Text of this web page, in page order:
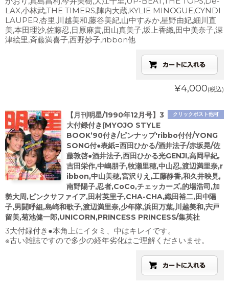
LAX,小林武,THE TIMERS,陣内大蔵,KYLIE MINOGUE,CYNDI
LAUPER,杏里,川越美和,藤谷美紀,山中すみか,星野由妃,細川直
美,本田理沙,佐藤忍,日原麻貴,田山真美子,坂上香織,田中美奈子,深
津絵里,斉藤満喜子,西野妙子,ribbon他
¥4,000(税込)
クリックポスト他可
【月刊明星/1990年12月号】3
大付録付き(MYOJO STYLE
BOOK’90付き/ピンナップ'ribbo付付/YONG
SONG付●表紙=西田ひかる/酒井法子/赤坂晃/佐
藤敦啓●酒井法子,西田ひかる光GENJI,高岡早紀,
吉田栄作,中嶋朋子,牧瀬里穂,中山忍,渡辺満里奈,r
ibbon,中山美穂,宮沢りえ,工藤静香,和久井映見,
南野陽子,忍者,CoCo,チェッカーズ,的場浩司,加
勢大周,ピンクサファイア,田村英里子,CHA-CHA,織田裕二,田中陽
子,男闘呼組,島崎和歌子,渡辺満里奈,少年隊,浜田万葉,川越美和,宍戸
留美,菊池健一郎,UNICORN,PRINCESS PRINCESS/集英社
3大付録付き●本角上にイタミ、中はキレイです。
※古い雑誌ですので多少の経年劣化はご理解くださいませ。